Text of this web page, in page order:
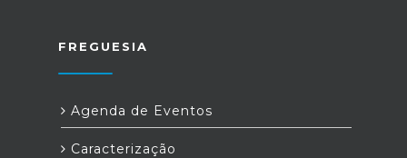
FREGUESIA
Agenda de Eventos
Caracterização